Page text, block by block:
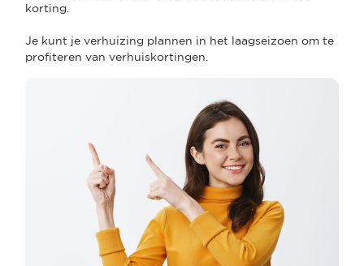
korting.
Je kunt je verhuizing plannen in het laagseizoen om te
profiteren van verhuiskortingen.